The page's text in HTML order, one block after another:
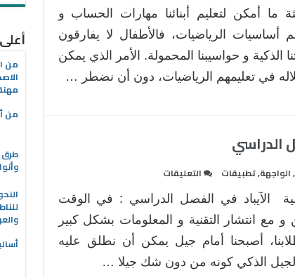
ما أمكن لتعليم أبنائنا مهارات الحساب و
أساسيات الرياضيات، فالأطفال لا يفارقون
الذكية و حواسيبنا المحمولة. الأمر الذي يمكن
في تعليمهم الرياضيات، دون أن نضطر …
الدراسي
,الواجهة,تطبيقات التعليقات
استخدام
الآيباد
في
الفصل
الدراسي
الآيباد في الفصل الدراسي : في الوقت
و مع انتشار التقنية و المعلومات بشكل كبير
أصبحنا أمام جيل يمكن أن نطلق عليه
الذكي كونه من دون شك جيلا …
من
من
طرق